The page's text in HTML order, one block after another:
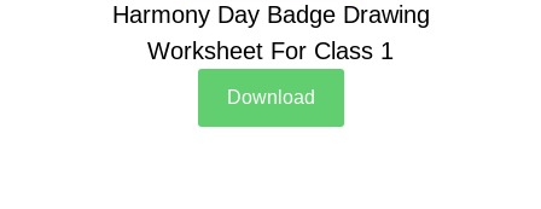
Harmony Day Badge Drawing
Worksheet For Class 1
Download